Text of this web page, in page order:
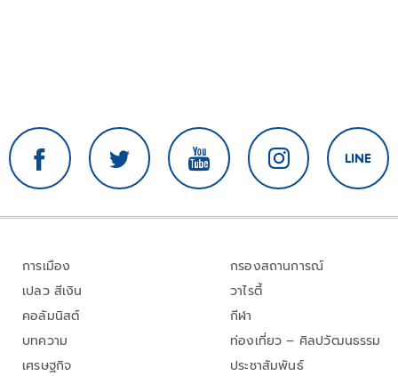
การเมือง
เปลว สีเงิน
คอลัมนิสต์
บทความ
เศรษฐกิจ
กรองสถานการณ์
วาไรตี้
กีฬา
ท่องเที่ยว – ศิลปวัฒนธรรม
ประชาสัมพันธ์